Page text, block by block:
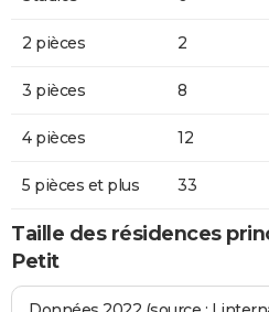
2 pièces 2
3 pièces 8
4 pièces 12
5 pièces et plus 33
Taille des résidences
Petit